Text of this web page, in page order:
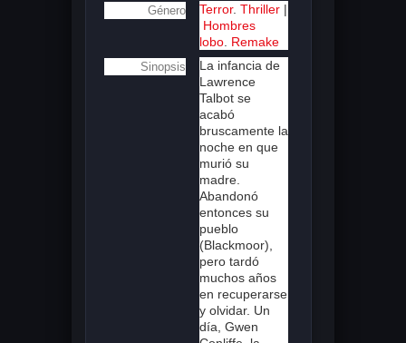
Género Terror. Thriller |
Hombres
lobo Remake
Sinopsis
La infancia de
Lawrence
Talbot se
acabó
bruscamente la
noche en que
murió su
madre.
Abandonó
entonces su
pueblo
(Blackmoor),
pero tardó
muchos años
en recuperarse
y olvidar. Un
día, Gwen